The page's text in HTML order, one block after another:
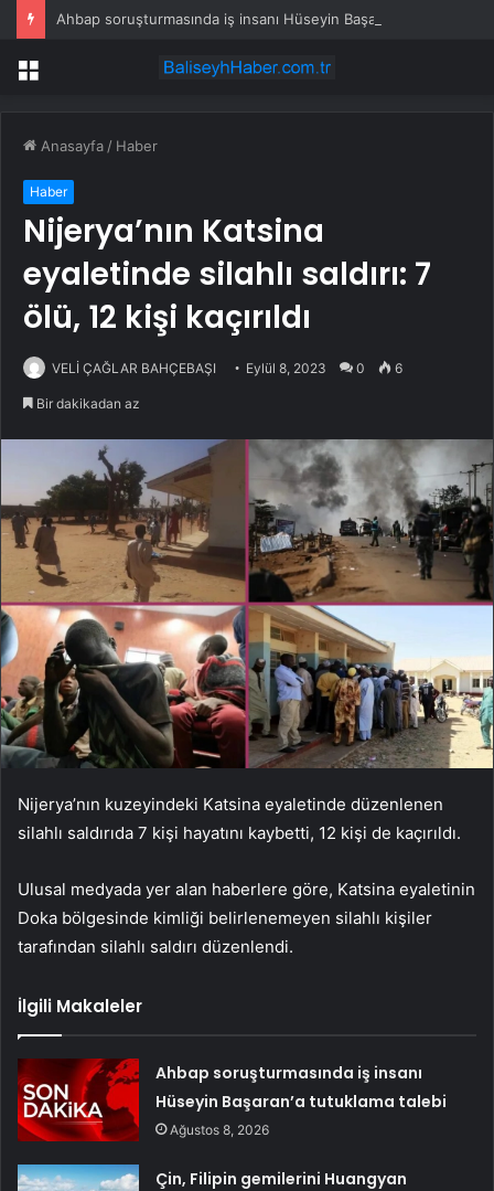
Menü
Anasayfa / Haber
Haber
Nijerya’nın Katsina
eyaletinde silahlı saldırı: 7
ölü, 12 kişi kaçırıldı
VELİ ÇAĞLAR BAHÇEBAŞI Eylül 8, 2023 0 6
Bir dakikadan az
Nijerya’nın kuzeyindeki Katsina eyaletinde düzenlenen
silahlı saldırıda 7 kişi hayatını kaybetti, 12 kişi de kaçırıldı.
Ulusal medyada yer alan haberlere göre, Katsina eyaletinin
Doka bölgesinde kimliği belirlenemeyen silahlı kişiler
tarafından silahlı saldırı düzenlendi.
İlgili Makaleler
Ahbap soruşturmasında iş insanı
Hüseyin Başaran’a tutuklama talebi
Ağustos 8, 2026
Çin, Filipin gemilerini Huangyan